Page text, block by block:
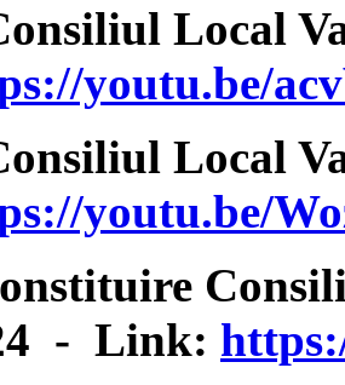
Local
youtu.be/
Local
youtu.be/
- Link: